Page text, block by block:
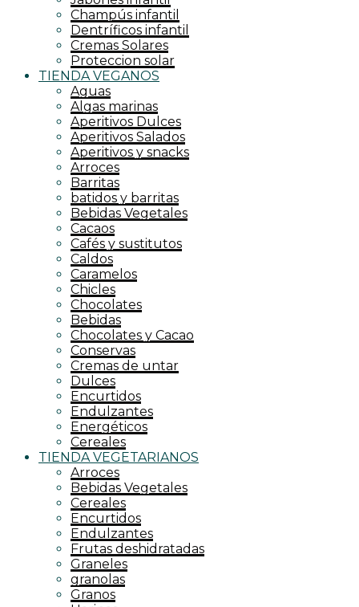
RELLENOS – GLASEADOS
SIROPES – ARROPES
Tes
Tofu
Tortillas y bases
Tortitas
Vinagres
vinagres y condimentos
Zumos
Champús infantil
Dentríficos infantil
Cremas Solares
Proteccion solar
TIENDA VEGANOS
Aguas
Algas marinas
Aperitivos Dulces
Aperitivos Salados
Aperitivos y snacks
Arroces
Barritas
batidos y barritas
Bebidas Vegetales
Cacaos
Cafés y sustitutos
Caldos
Caramelos
Chicles
Chocolates
Bebidas
Chocolates y Cacao
Conservas
Cremas de untar
Dulces
Encurtidos
Endulzantes
Energéticos
Cereales
TIENDA VEGETARIANOS
Arroces
Bebidas Vegetales
Cereales
Encurtidos
Endulzantes
Frutas deshidratadas
Graneles
granolas
Granos